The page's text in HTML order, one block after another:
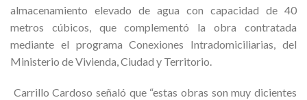
almacenamiento elevado de agua con capacidad de 40
metros cúbicos, que complementó la obra contratada
mediante el programa Conexiones Intradomiciliarias, del
Ministerio de Vivienda, Ciudad y Territorio.
Carrillo Cardoso señaló que “estas obras son muy dicientes